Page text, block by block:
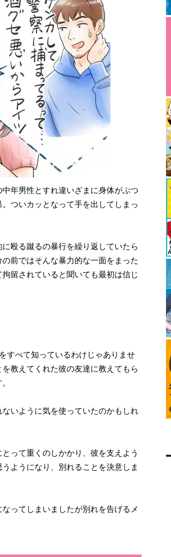
年男性とすれ違いざまに身体がぶつ
ついカッとなって手を出してしまっ
殴る蹴るの暴行を繰り返していたら
前ではそんな暴力的な一面をまった
留されていると聞いても最初は信じ
すべて知っているわけじゃありませ
教えてくれた彼の友達に教えてもら
いように気を使っていたのかもしれ
って重くのしかかり、彼を支えよう
ようになり、別れることを決意しま
ってしまいましたが別れを告げるメ